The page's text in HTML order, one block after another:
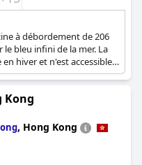
à débordement de 206
bleu infini de la mer. La
hiver et n'est accessible
Kong
, Hong Kong